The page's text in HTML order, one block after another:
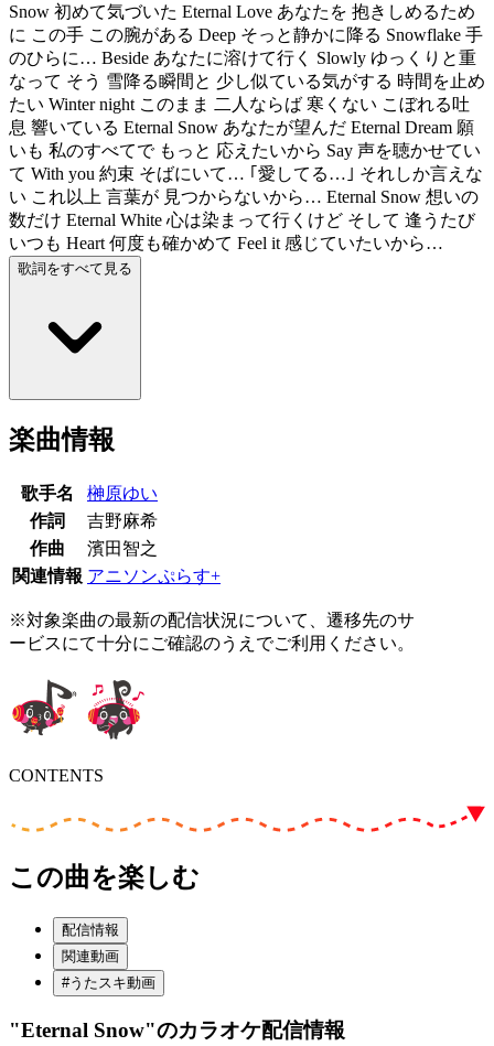
Snow 初めて気づいた Eternal Love あなたを 抱きしめるため
に この手 この腕がある Deep そっと静かに降る Snowflake 手
のひらに… Beside あなたに溶けて行く Slowly ゆっくりと重
なって そう 雪降る瞬間と 少し似ている気がする 時間を止め
たい Winter night このまま 二人ならば 寒くない こぼれる吐
息 響いている Eternal Snow あなたが望んだ Eternal Dream 願
いも 私のすべてで もっと 応えたいから Say 声を聴かせてい
て With you 約束 そばにいて… ｢愛してる…｣ それしか言えな
い これ以上 言葉が 見つからないから… Eternal Snow 想いの
数だけ Eternal White 心は染まって行くけど そして 逢うたび
いつも Heart 何度も確かめて Feel it 感じていたいから…
歌詞をすべて見る
楽曲情報
歌手名
榊原ゆい
作詞
吉野麻希
作曲
濱田智之
関連情報 アニソンぷらす+
※対象楽曲の最新の配信状況について、遷移先のサ
ービスにて十分にご確認のうえでご利用ください。
CONTENTS
この曲を楽しむ
配信情報
関連動画
#うたスキ動画
"Eternal Snow"のカラオケ配信情報